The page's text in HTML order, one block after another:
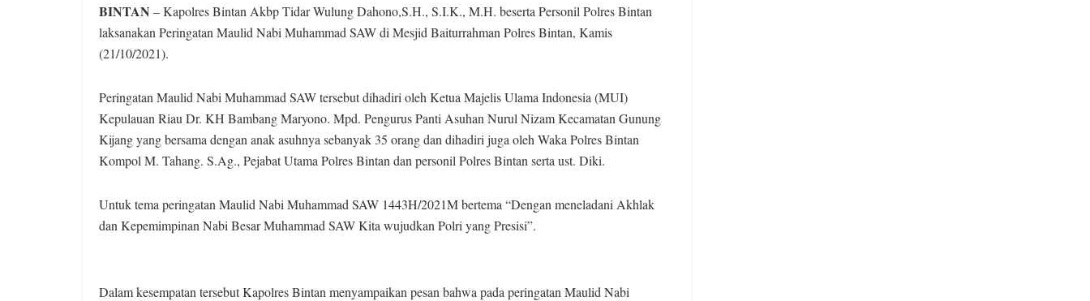
BINTAN – Kapolres Bintan Akbp Tidar Wulung Dahono,S.H., S.I.K., M.H. beserta Personil Polres Bintan
laksanakan Peringatan Maulid Nabi Muhammad SAW di Mesjid Baiturrahman Polres Bintan, Kamis
(21/10/2021).
Peringatan Maulid Nabi Muhammad SAW tersebut dihadiri oleh Ketua Majelis Ulama Indonesia (MUI)
Kepulauan Riau Dr. KH Bambang Maryono. Mpd. Pengurus Panti Asuhan Nurul Nizam Kecamatan Gunung
Kijang yang bersama dengan anak asuhnya sebanyak 35 orang dan dihadiri juga oleh Waka Polres Bintan
Kompol M. Tahang. S.Ag., Pejabat Utama Polres Bintan dan personil Polres Bintan serta ust. Diki.
Untuk tema peringatan Maulid Nabi Muhammad SAW 1443H/2021M bertema “Dengan meneladani Akhlak
dan Kepemimpinan Nabi Besar Muhammad SAW Kita wujudkan Polri yang Presisi”.
Dalam kesempatan tersebut Kapolres Bintan menyampaikan pesan bahwa pada peringatan Maulid Nabi